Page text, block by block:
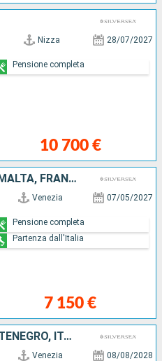
Nizza 28/07/2027
10 700 €
Pensione completa
CROAZIA, GRECIA, ITALIA, MALTA, FRANCIA
Venezia 07/05/2027
7 150 €
Pensione completa
Partenza dall'Italia
SLOVENIA, CROAZIA, MONTENEGRO, ITALIA, FRANCIA
Venezia 08/08/2028